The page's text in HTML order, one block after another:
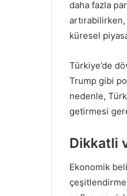
daha fazla
küresel
Türkiye’de
Trump gibi
nedenle,
getirmesi
Dikkatli
Ekonomik